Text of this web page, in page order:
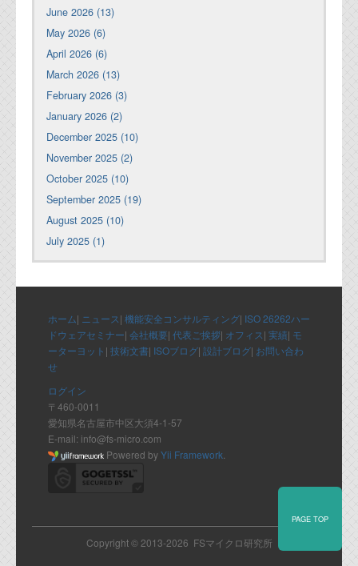
June 2026 (13)
May 2026 (6)
April 2026 (6)
March 2026 (13)
February 2026 (3)
January 2026 (2)
December 2025 (10)
November 2025 (2)
October 2025 (10)
September 2025 (19)
August 2025 (10)
July 2025 (1)
PAGE TOP
ホーム| ニュース| 機能安全コンサルティング| ISO 26262ハー
ドウェアセミナー| 会社概要| 代表ご挨拶| オフィス| 実績| モ
ーターヨット | 技術文書| ISOブログ| 設計ブログ| お問い合わ
せ
ログイン
〒460-0011
愛知県名古屋市中区大須4-1-57
E-mail: info@fs-micro.com
Powered byYii Framework
Copyright © 2013-2026 FSマイクロ研究所